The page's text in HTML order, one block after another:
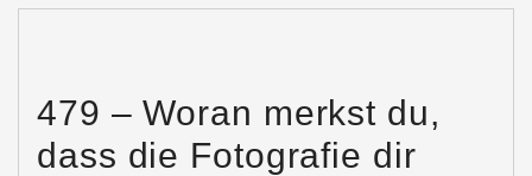
479 – Woran merkst du,
dass die Fotografie dir